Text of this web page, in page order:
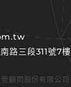
路三段311號7樓
顧問股份有限公司